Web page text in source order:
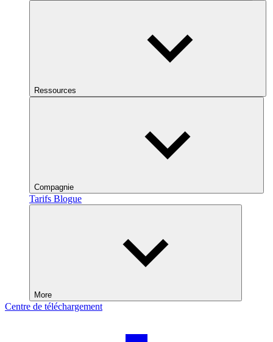
Ressources
Compagnie
Tarifs Blogue
More
Centre de téléchargement